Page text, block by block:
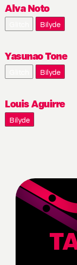
Alva Noto
Bilyde
Yasunao Tone
Bilyde
Louis Aguirre
Bilyde